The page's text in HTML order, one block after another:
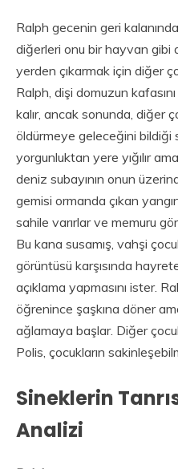
Ralph gecenin geri
diğerleri onu bir hayvan gibi
yerden çıkarmak için diğer
Ralph, dişi domuzun
kalır, ancak sonunda, diğer
öldürmeye geleceğini bildiği
yorgunluktan yere yığılır
deniz subayının onun
gemisi ormanda çıkan
sahile varırlar ve memuru
Bu kana susamış, vahşi
görüntüsü karşısında
açıklama yapmasını ister.
öğrenince şaşkına döner
ağlamaya başlar. Diğer
Polis, çocukların
Sineklerin
Analizi